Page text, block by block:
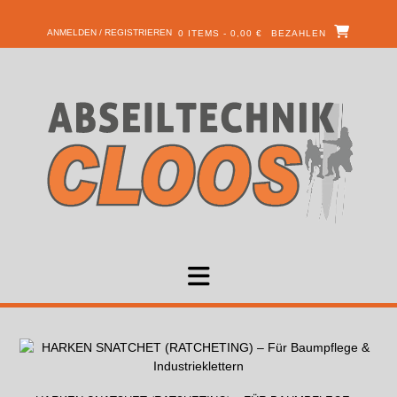
ANMELDEN / REGISTRIEREN 0 ITEMS - 0,00 € BEZAHLEN